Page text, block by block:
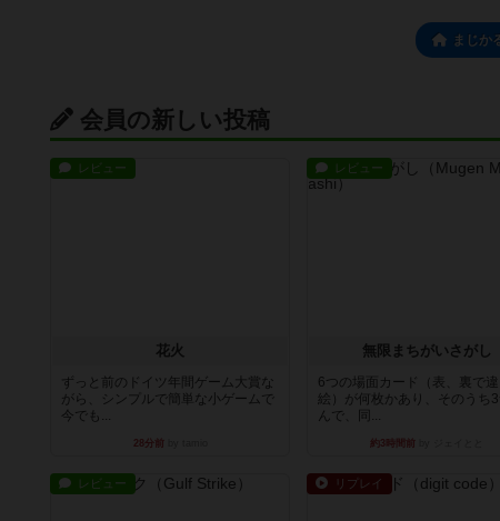
まじか
会員の新しい投稿
レビュー
花火
ずっと前のドイツ年間ゲーム大賞な
がら、シンプルで簡単な小ゲームで
今でも...
28分前
レビュー
無限まちがいさがし
6つの場面カード（表、裏で違
絵）が何枚かあり、そのうち3
んで、同...
約3時間前
レビュー リプレイ